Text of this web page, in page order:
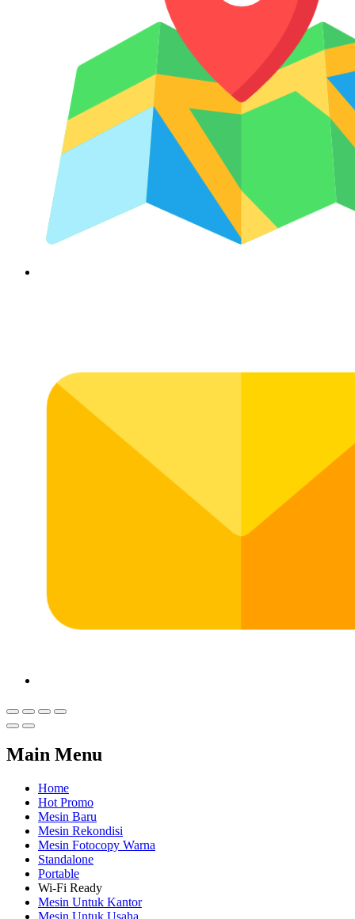
Main Menu
Home
Hot Promo
Mesin Baru
Mesin Rekondisi
Mesin Fotocopy Warna
Standalone
Portable
Wi-Fi Ready
Mesin Untuk Kantor